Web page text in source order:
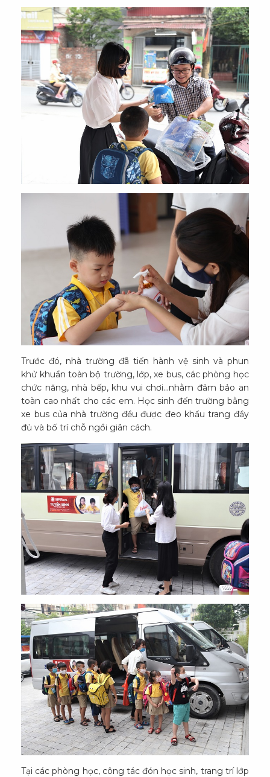
Trước đó, nhà trường đã tiến hành vệ sinh và phun
khử khuẩn toàn bộ trường, lớp, xe bus, các phòng học
chức năng, nhà bếp, khu vui chơi…nhằm đảm bảo an
toàn cao nhất cho các em. Học sinh đến trường bằng
xe bus của nhà trường đều được đeo khẩu trang đầy
đủ và bố trí chỗ ngồi giãn cách.
Tại các phòng học, công tác đón học sinh, trang trí lớp